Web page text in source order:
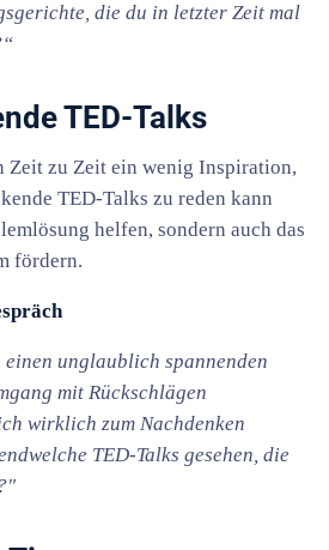
die du in letzter Zeit mal
TED-Talks
Zeit zu Zeit ein wenig Inspiration,
TED-Talks zu reden kann
helfen, sondern auch das
fördern.
unglaublich spannenden
mit Rückschlägen
wirklich zum Nachdenken
TED-Talks gesehen, die